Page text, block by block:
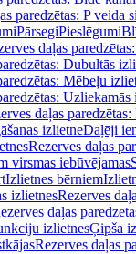
paredzētas: P veida
PārsegiPieslēgumi
daļas
Dubultās
Mēbeļu
Uzliekamās
daļas
izlietneDaļēji
Rezerves daļas
virsmas iebūvējamas
Izlietnes bērniem
izlietnesRezerves
daļas
izlietnesĢipša
Rezerves daļas